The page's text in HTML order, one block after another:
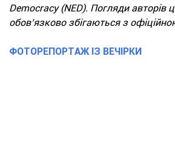
Democracy (NED). Погляди авторів
обов’язково збігаються з
ФОТОРЕПОРТАЖ ІЗ ВЕЧІРКИ